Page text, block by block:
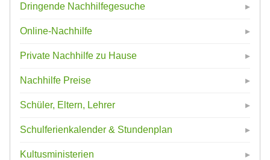
Dringende Nachhilfegesuche
Online-Nachhilfe
Private Nachhilfe zu Hause
Nachhilfe Preise
Schüler, Eltern, Lehrer
Schulferienkalender & Stundenplan
Kultusministerien